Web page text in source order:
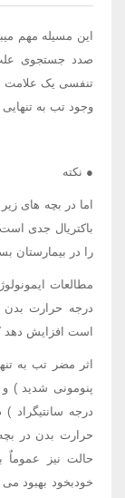
این مسیله مهم
صدد جستجوی
تنفسی یک علامت
وجود تب به
● نکته
باکتریال جدی
را در بیمارستان
مطالعات
درجه حرارت
است افزایش دهد
اثر مضر تب به
درجه سانتیگراد
حرارت بدن در
حالت نیز عموماٌ
خودبخود بهبود